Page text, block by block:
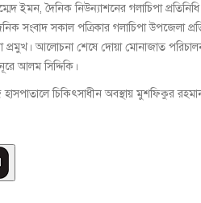
ইমন, দৈনিক নিউন্যাশনের গলাচিপা
সকাল পত্রিকার গলাচিপা উপজেলা
প্রমুখ। আলোচনা শেষে দোয়া মোনাজাত
আলম সিদ্দিকি।
চিকিৎসাধীন অবস্থায় মুশফিকুর